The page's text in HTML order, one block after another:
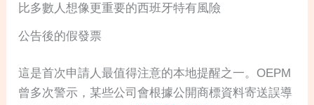
比多數人想像更重要的西班牙特有風險
公告後的假發票
這是首次申請人最值得注意的本地提醒之一。OEPM
曾多次警示，某些公司會根據公開商標資料寄送誤導